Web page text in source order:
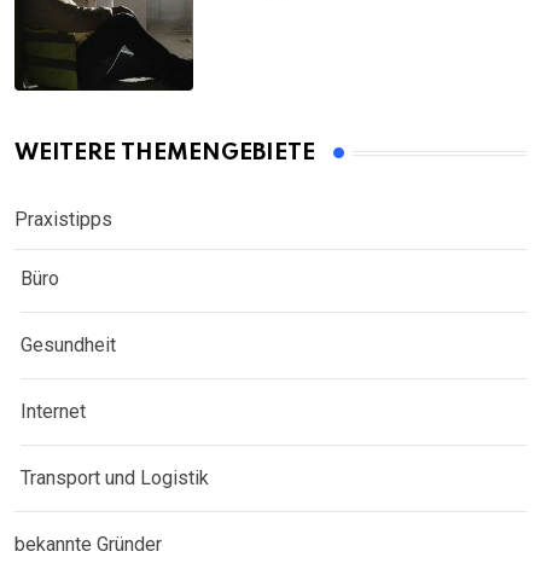
WEITERE THEMENGEBIETE
Praxistipps
Büro
Gesundheit
Internet
Transport und Logistik
bekannte Gründer